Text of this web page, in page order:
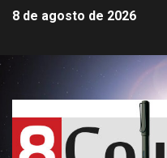
8 de agosto de 2026